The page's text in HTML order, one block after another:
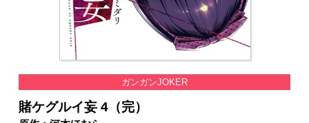
ガンガンJOKER
賭ケグルイ妄 4（完）